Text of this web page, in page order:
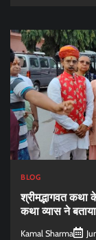
BLOG
श्रीमद्भागवत कथा
कथा व्यास ने
Kamal Sharma